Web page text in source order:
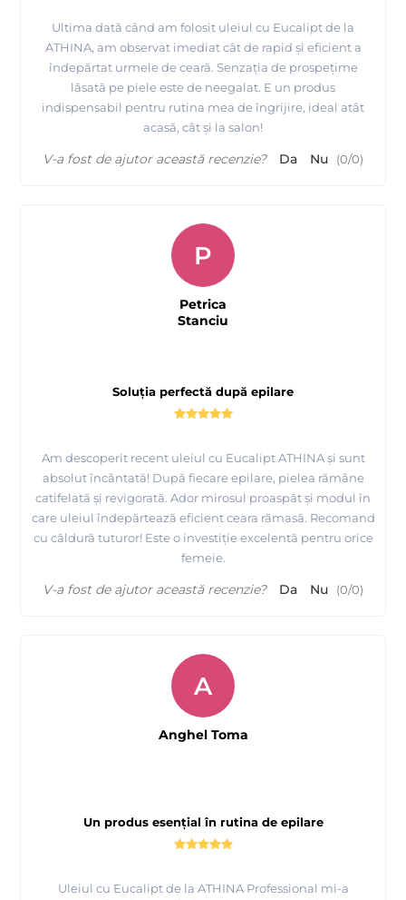
Ultima dată când am folosit uleiul cu Eucalipt de la
ATHINA, am observat imediat cât de rapid și eficient a
îndepărtat urmele de ceară. Senzația de prospețime
lăsată pe piele este de neegalat. E un produs
indispensabil pentru rutina mea de îngrijire, ideal atât
acasă, cât și la salon!
V-a fost de ajutor această recenzie? Da Nu (0/0)
Soluția perfectă după epilare
Am descoperit recent uleiul cu Eucalipt ATHINA și sunt
absolut încântată! După fiecare epilare, pielea rămâne
catifelată și revigorată. Ador mirosul proaspăt și modul în
care uleiul îndepărtează eficient ceara rămasă. Recomand
cu căldură tuturor! Este o investiție excelentă pentru orice
femeie.
P
Petrica
Stanciu
V-a fost de ajutor această recenzie? Da Nu (0/0)
Un produs esențial în rutina de epilare
Uleiul cu Eucalipt de la ATHINA Professional mi-a
A
Anghel Toma